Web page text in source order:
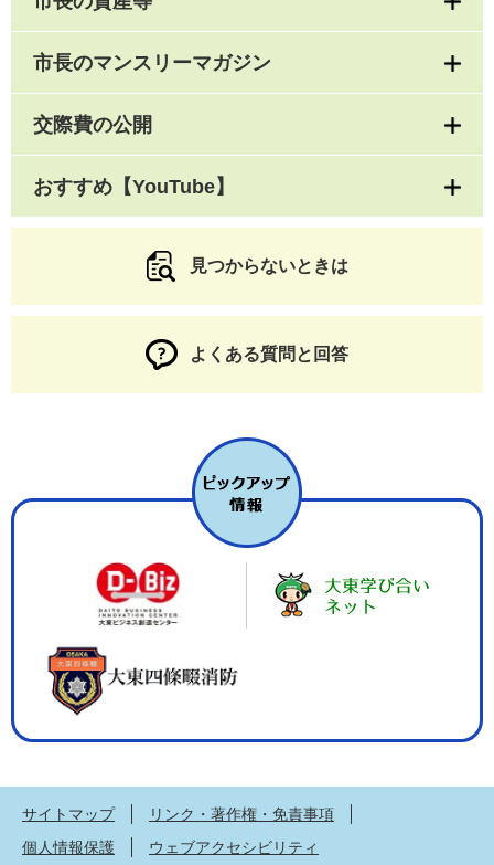
市長のマンスリーマガジン
交際費の公開
おすすめ【YouTube】
見つからないときは
よくある質問と回答
サイトマップ
リンク・著作権・免責事項
個人情報保護
ウェブアクセシビリティ